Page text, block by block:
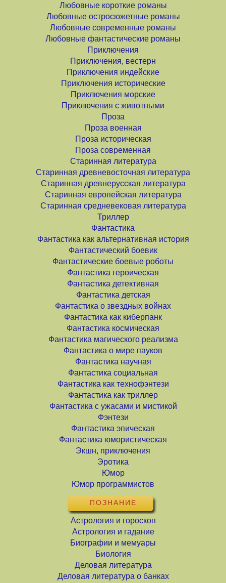
Любовные короткие романы
Любовные остросюжетные романы
Любовные современные романы
Любовные фантастические романы
Приключения
Приключения, вестерн
Приключения индейские
Приключения исторические
Приключения морские
Приключения с животными
Проза
Проза военная
Проза историческая
Проза современная
Старинная литература
Старинная древневосточная литература
Старинная древнерусская литература
Старинная европейская литература
Старинная средневековая литература
Триллер
Фантастика
Фантастика как альтернативная история
Фантастический боевик
Фантастические боевые роботы
Фантастика героическая
Фантастика детективная
Фантастика детская
Фантастика о звездных войнах
Фантастика как киберпанк
Фантастика космическая
Фантастика магического реализма
Фантастика о мире пауков
Фантастика научная
Фантастика социальная
Фантастика как технофэнтези
Фантастика как триллер
Фантастика с ужасами и мистикой
Фэнтези
Фантастика эпическая
Фантастика юмористическая
Экшн, приключения
Эротика
Юмор
Юмор программистов
ПОЗНАНИЕ
Астрология и гороскоп
Астрология и гадание
Биографии и мемуары
Биология
Деловая литература
Деловая литература о банках